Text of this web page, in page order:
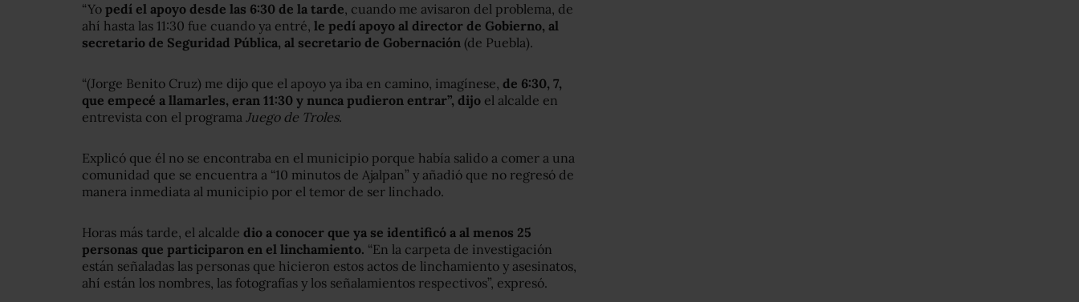
“Yo pedí el apoyo desde las 6:30 de la tarde, cuando me avisaron del problema, de
ahí hasta las 11:30 fue cuando ya entré, le pedí apoyo al director de Gobierno, al
secretario de Seguridad Pública, al secretario de Gobernación (de Puebla).
“(Jorge Benito Cruz) me dijo que el apoyo ya iba en camino, imagínese, de 6:30, 7,
que empecé a llamarles, eran 11:30 y nunca pudieron entrar”, dijo el alcalde en
entrevista con el programa Juego de Troles.
Explicó que él no se encontraba en el municipio porque había salido a comer a una
comunidad que se encuentra a “10 minutos de Ajalpan” y añadió que no regresó de
manera inmediata al municipio por el temor de ser linchado.
Horas más tarde, el alcalde dio a conocer que ya se identificó a al menos 25
personas que participaron en el linchamiento. “En la carpeta de investigación
están señaladas las personas que hicieron estos actos de linchamiento y asesinatos,
ahí están los nombres, las fotografías y los señalamientos respectivos”, expresó.